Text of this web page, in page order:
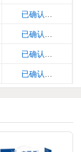
已确认，等待发
已确认，等待发
已确认，等待发
已确认，等待发